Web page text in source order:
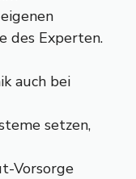
des Experten.
auch bei
setzen,
Vorsorge